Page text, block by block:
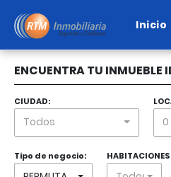
Inicio
ENCUENTRA TU INMUEBLE
CIUDAD:
Todos
Tipo de negocio: